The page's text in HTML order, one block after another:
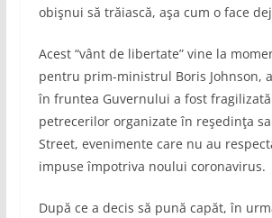
obişnui să trăiască, aşa cum o face
Acest “vânt de libertate” vine la
pentru prim-ministrul Boris Johnson,
în fruntea Guvernului a fost
petrecerilor organizate în reşedinţa
Street, evenimente care nu au
impuse împotriva noului coronavirus.
După ce a decis să pună capăt, în